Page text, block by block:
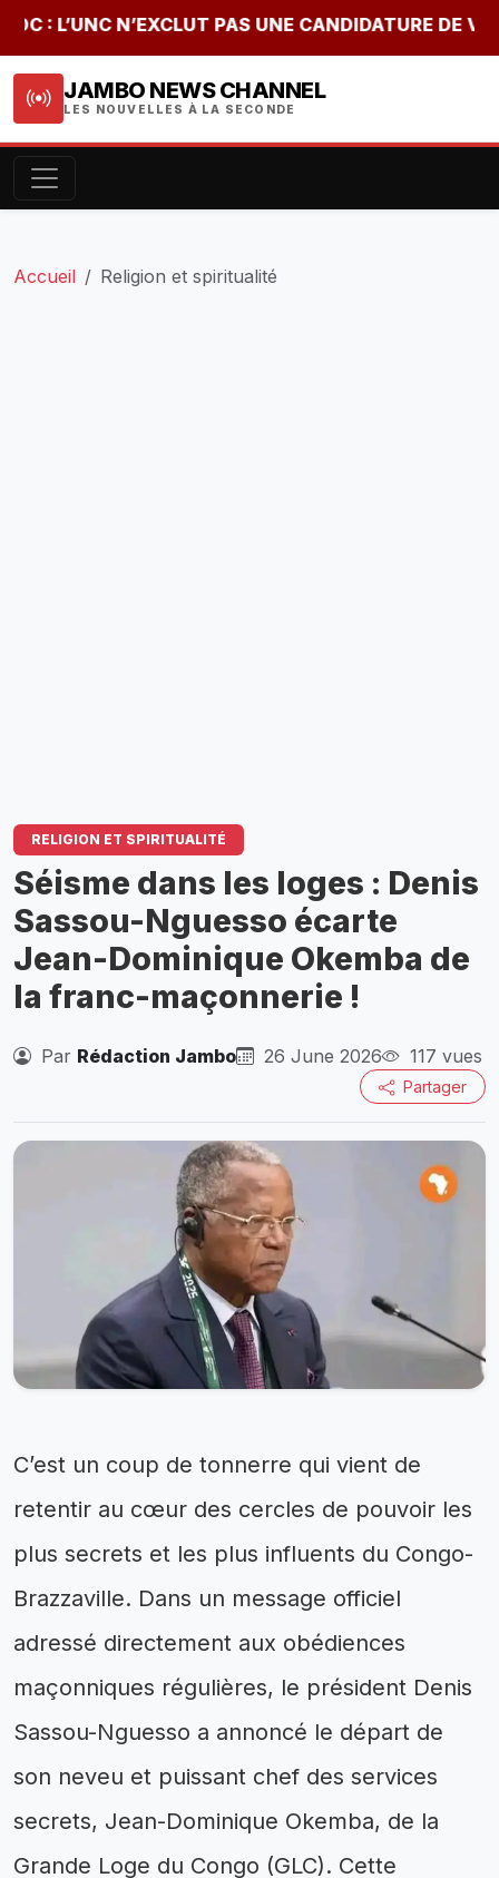
N’EXCLUT PAS UNE CANDIDATURE DE VITAL
JAMBO NEWS CHANNEL
LES NOUVELLES À LA SECONDE
Accueil Religion et spiritualité
RELIGION ET SPIRITUALITÉ
Séisme dans les loges : Denis
Sassou-Nguesso écarte
Jean-Dominique Okemba de
la franc-maçonnerie !
Par Rédaction Jambo 26 June 2026 117 vues
Partager
C’est un coup de tonnerre qui vient de
retentir au cœur des cercles de pouvoir les
plus secrets et les plus influents du Congo-
Brazzaville. Dans un message officiel
adressé directement aux obédiences
maçonniques régulières, le président Denis
Sassou-Nguesso a annoncé le départ de
son neveu et puissant chef des services
secrets, Jean-Dominique Okemba, de la
Grande Loge du Congo (GLC). Cette